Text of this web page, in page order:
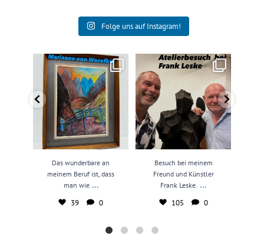
Folge uns auf Instagram!
Das wunderbare an meinem
Beruf ist, dass man wie...
39 0
Das wunderbare an
meinem Beruf ist, dass
man wie ...
39 0
Besuch bei meinem Freund und
Künstler Frank Leske....
105 0
Besuch bei meinem
Freund und Künstler
Frank Leske. ...
105 0